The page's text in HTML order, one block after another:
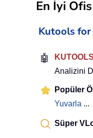
En İyi
Kutools for
🤖
Analizini
Popüler
Yuvarla ...
Süper